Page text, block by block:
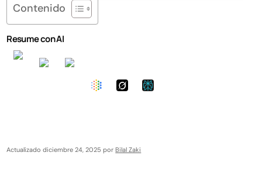
Contenido
Resume con AI
Actualizado diciembre 24, 2025 porBilal Zaki